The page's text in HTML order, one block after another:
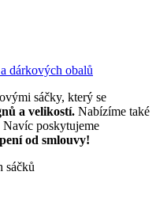
sáčky, který se
a velikostí. Nabízíme také
poskytujeme
od smlouvy!
sáčků